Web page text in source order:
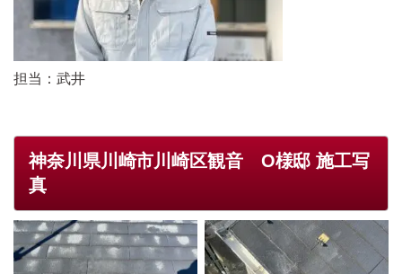
担当：武井
神奈川県川崎市川崎区観音 O様邸 施工写
真